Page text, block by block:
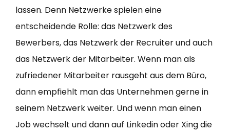
lassen. Denn Netzwerke spielen eine
entscheidende Rolle: das Netzwerk des
Bewerbers, das Netzwerk der Recruiter und auch
das Netzwerk der Mitarbeiter. Wenn man als
zufriedener Mitarbeiter rausgeht aus dem Büro,
dann empfiehlt man das Unternehmen gerne in
seinem Netzwerk weiter. Und wenn man einen
Job wechselt und dann auf Linkedin oder Xing die